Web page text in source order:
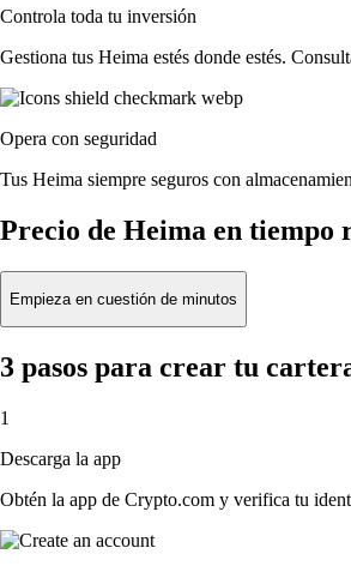
Controla toda tu inversión
Gestiona tus Heima estés donde estés.
Opera con seguridad
Tus Heima siempre seguros con
Precio de Heima en tiempo
Empieza en cuestión de minutos
3 pasos para crear tu
1
Descarga la app
Obtén la app de Crypto.com y verifica tu